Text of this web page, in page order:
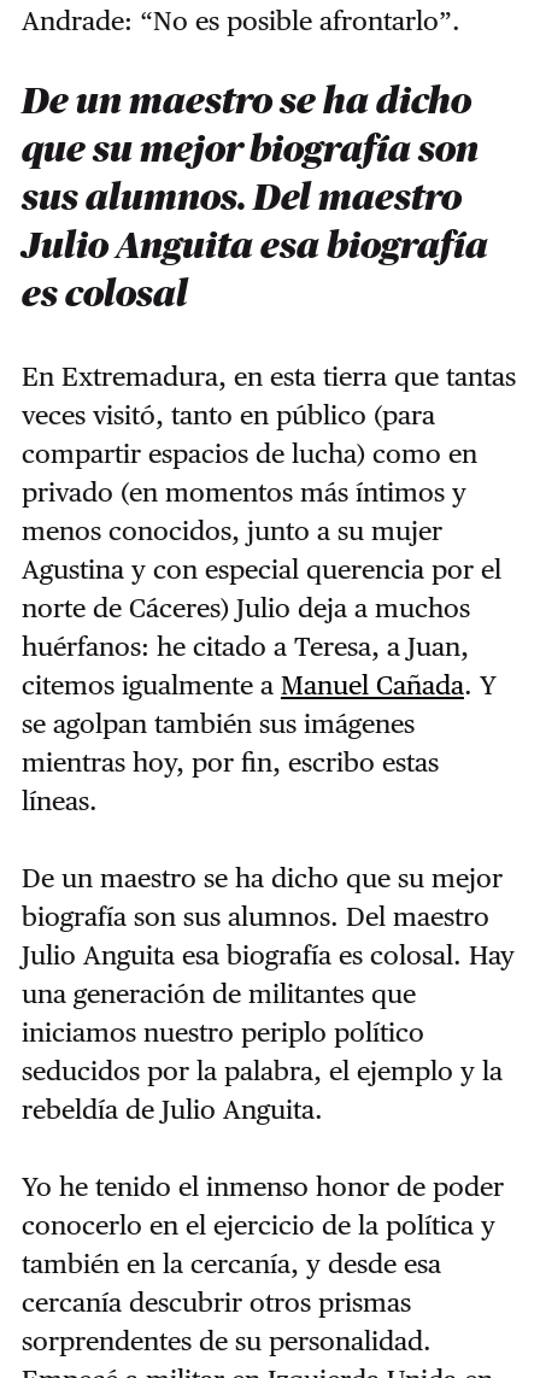
Andrade: “No es posible afrontarlo”.
De un maestro se ha dicho
que su mejor biografía son
sus alumnos. Del maestro
Julio Anguita esa biografía
es colosal
En Extremadura, en esta tierra que tantas
veces visitó, tanto en público (para
compartir espacios de lucha) como en
privado (en momentos más íntimos y
menos conocidos, junto a su mujer
Agustina y con especial querencia por el
norte de Cáceres) Julio deja a muchos
huérfanos: he citado a Teresa, a Juan,
citemos igualmente a Manuel Cañada. Y
se agolpan también sus imágenes
mientras hoy, por fin, escribo estas
líneas.
De un maestro se ha dicho que su mejor
biografía son sus alumnos. Del maestro
Julio Anguita esa biografía es colosal. Hay
una generación de militantes que
iniciamos nuestro periplo político
seducidos por la palabra, el ejemplo y la
rebeldía de Julio Anguita.
Yo he tenido el inmenso honor de poder
conocerlo en el ejercicio de la política y
también en la cercanía, y desde esa
cercanía descubrir otros prismas
sorprendentes de su personalidad.